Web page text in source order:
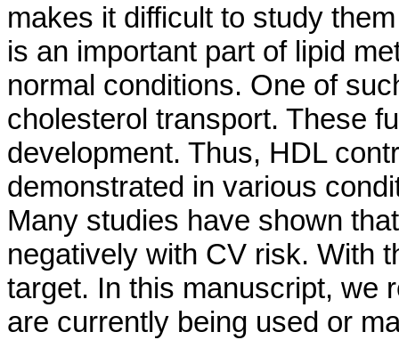
makes it difficult to study
is an important part of lipid
normal conditions. One of
cholesterol transport. These
development. Thus, HDL
demonstrated in various
Many studies have shown
negatively with CV risk. With
target. In this manuscript, we
are currently being used or